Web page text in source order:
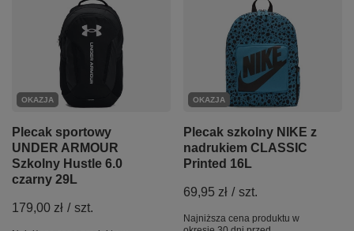
OKAZJA
Plecak sportowy
UNDER ARMOUR
Szkolny Hustle 6.0
czarny 29L
179,00 zł / szt.
OKAZJA
Plecak szkolny NIKE z
nadrukiem CLASSIC
Printed 16L
69,95 zł / szt.
Najniższa cena produktu w